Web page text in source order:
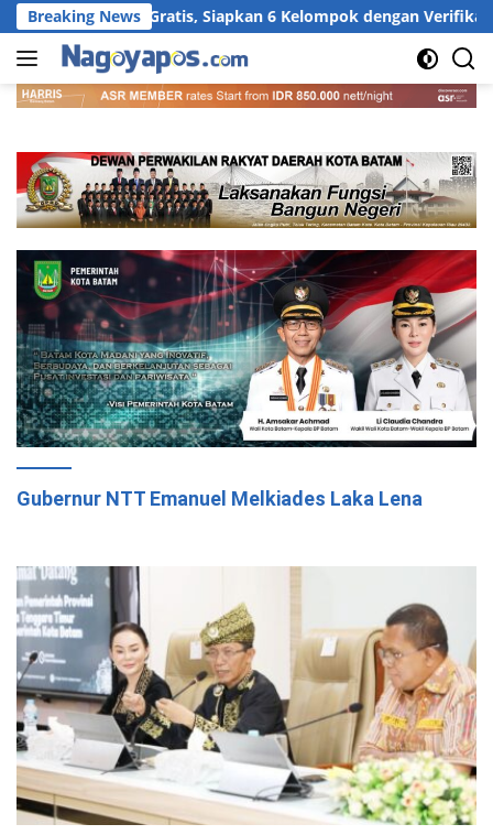
Langsung
ke
konten
Breaking News
Gratis, Siapkan 6 Kelompok dengan Verifikasi Ketat
Gubernur NTT Emanuel Melkiades Laka Lena